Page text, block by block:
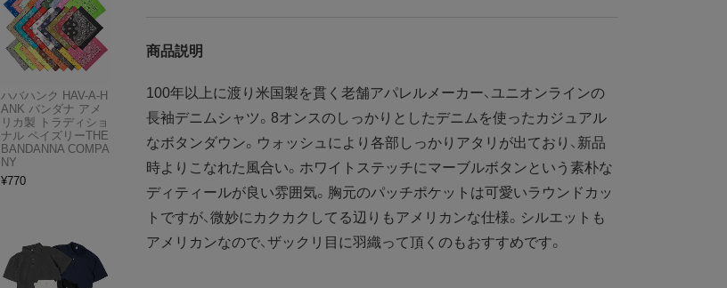
商品説明
100年以上に渡り米国製を貫く老舗アパレルメーカー、ユニオンラインの
長袖デニムシャツ。8オンスのしっかりとしたデニムを使ったカジュアル
なボタンダウン。ウォッシュにより各部しっかりアタリが出ており、新品
時よりこなれた風合い。ホワイトステッチにマーブルボタンという素朴な
ディティールが良い雰囲気。胸元のパッチポケットは可愛いラウンドカッ
トですが、微妙にカクカクしてる辺りもアメリカンな仕様。シルエットも
アメリカンなので、ザックリ目に羽織って頂くのもおすすめです。
ハバハンク HAV-A-H
ANK バンダナ アメ
リカ製 トラディショ
ナル ペイズリーTHE
BANDANNA COMPA
NY
¥770